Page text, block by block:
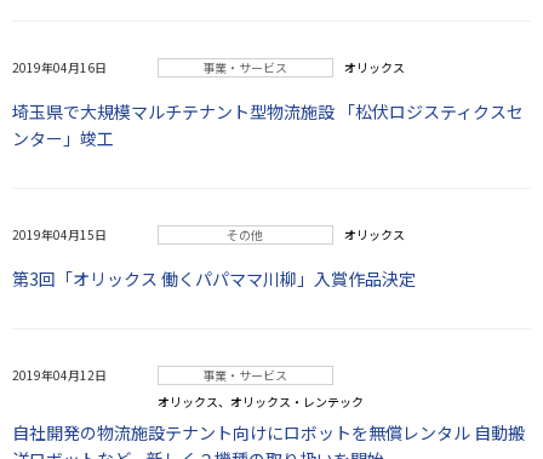
2019年04月16日 事業・サービス オリックス
埼玉県で大規模マルチテナント型物流施設 「松伏ロジスティクスセ
ンター」竣工
2019年04月15日 その他 オリックス
第3回「オリックス 働くパパママ川柳」入賞作品決定
2019年04月12日
事業・サービス
オリックス、オリックス・レンテック
自社開発の物流施設テナント向けにロボットを無償レンタル 自動搬